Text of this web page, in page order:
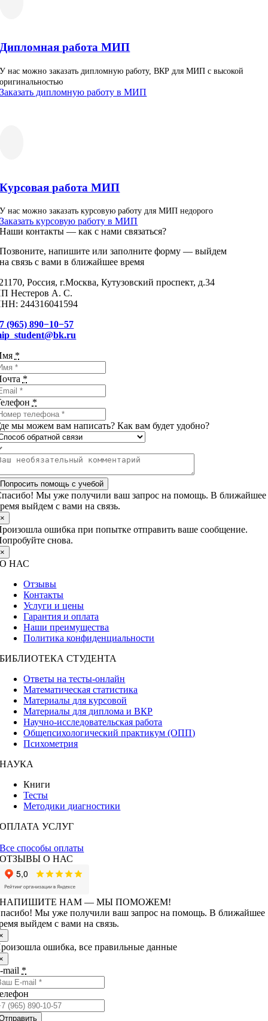
Дипломная работа МИП
У нас можно заказать дипломную работу, ВКР для МИП с высокой
оригинальностью
Заказать дипломную работу в МИП
Курсовая работа МИП
У нас можно заказать курсовую работу для МИП недорого
Заказать курсовую работу в МИП
Наши контакты — как с нами связаться?
Позвоните, напишите или заполните форму — выйдем
на связь с вами в ближайшее время
Россия, г.Москва, Кутузовский проспект, д.34
Нестеров А. С.
244316041594
(965) 890−10−57
*
*
*
мы можем вам написать? Как вам будет удобно?
Попросить помощь с учебой
Мы уже получили ваш запрос на помощь. В ближайшее
выйдем с вами на связь.
×
ошибка при попытке отправить ваше сообщение.
снова.
×
О НАС
Отзывы
Контакты
Услуги и цены
Гарантия и оплата
Наши преимущества
Политика конфиденциальности
БИБЛИОТЕКА СТУДЕНТА
Ответы на тесты-онлайн
Математическая статистика
Материалы для курсовой
Материалы для диплома и ВКР
Научно-исследовательская работа
Общепсихологический практикум (ОПП)
Психометрия
НАУКА
Книги
Тесты
Методики диагностики
ОПЛАТА УСЛУГ
Все способы оплаты
ОТЗЫВЫ О НАС
НАПИШИТЕ НАМ — МЫ ПОМОЖЕМ!
Мы уже получили ваш запрос на помощь. В ближайшее
выйдем с вами на связь.
ошибка, все правильные данные
mail *